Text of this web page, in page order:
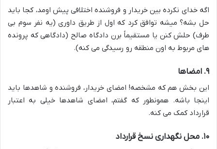
اگه خدای نکرده بین خریدار و فروشنده اختلافی پیش اومد، کجا باید
حل بشه؟ میشه توافق کرد که اول از طریق داوری (یه نفر سوم بی
طرف) حلش کنن یا مستقیماً برن دادگاه صالح (دادگاهی که پرونده
های مربوط به اون منطقه رو رسیدگی می کنه).
۹. امضاها
این بخش هم که مشخصه! امضای خریدار، فروشنده و شاهدها باید
اینجا باشه. همونطور که گفتم، امضای شاهدها خیلی به اعتبار
قرارداد کمک می کنه.
۱۰. محل نگهداری نسخ قرارداد